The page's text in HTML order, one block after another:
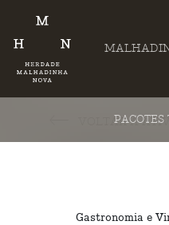
PACOTES
VOLTAR A
Gastronomia e